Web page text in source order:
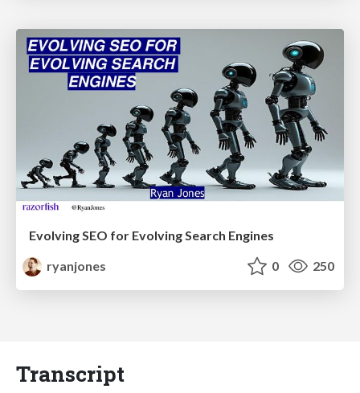
Evolving SEO for Evolving Search Engines
ryanjones
0 250
Transcript